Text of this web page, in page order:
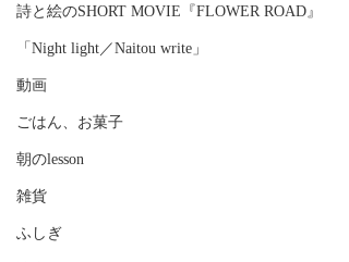
詩と絵のSHORT MOVIE『FLOWER ROAD』
「Night light／Naitou write」
動画
ごはん、お菓子
朝のlesson
雑貨
ふしぎ